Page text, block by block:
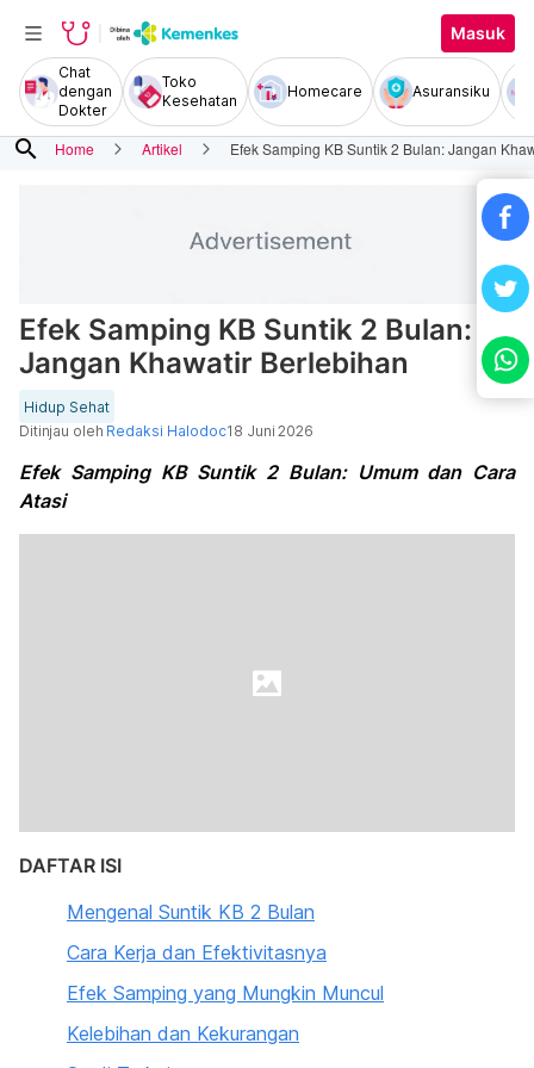
Masuk
Chat
dengan
Dokter
Toko
Kesehatan
Homecare Asuransiku
search Home Artikel Efek Samping KB Suntik 2 Bulan: Jangan
Efek Samping KB Suntik 2 Bulan:
Jangan Khawatir Berlebihan
Hidup Sehat
Ditinjau oleh Redaksi Halodoc18 Juni 2026
Efek Samping KB Suntik 2 Bulan: Umum dan Cara
Atasi
DAFTAR ISI
Mengenal Suntik KB 2 Bulan
Cara Kerja dan Efektivitasnya
Efek Samping yang Mungkin Muncul
Kelebihan dan Kekurangan